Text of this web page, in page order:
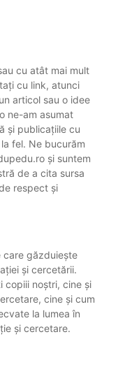
cu atât mai mult
cu link, atunci
articol sau o idee
ne-am asumat
și publicațiile cu
fel. Ne bucurăm
și suntem
de a cita sursa
respect și
care găzduiește
și cercetării.
copiii noștri, cine și
cine și cum
la lumea în
și cercetare.